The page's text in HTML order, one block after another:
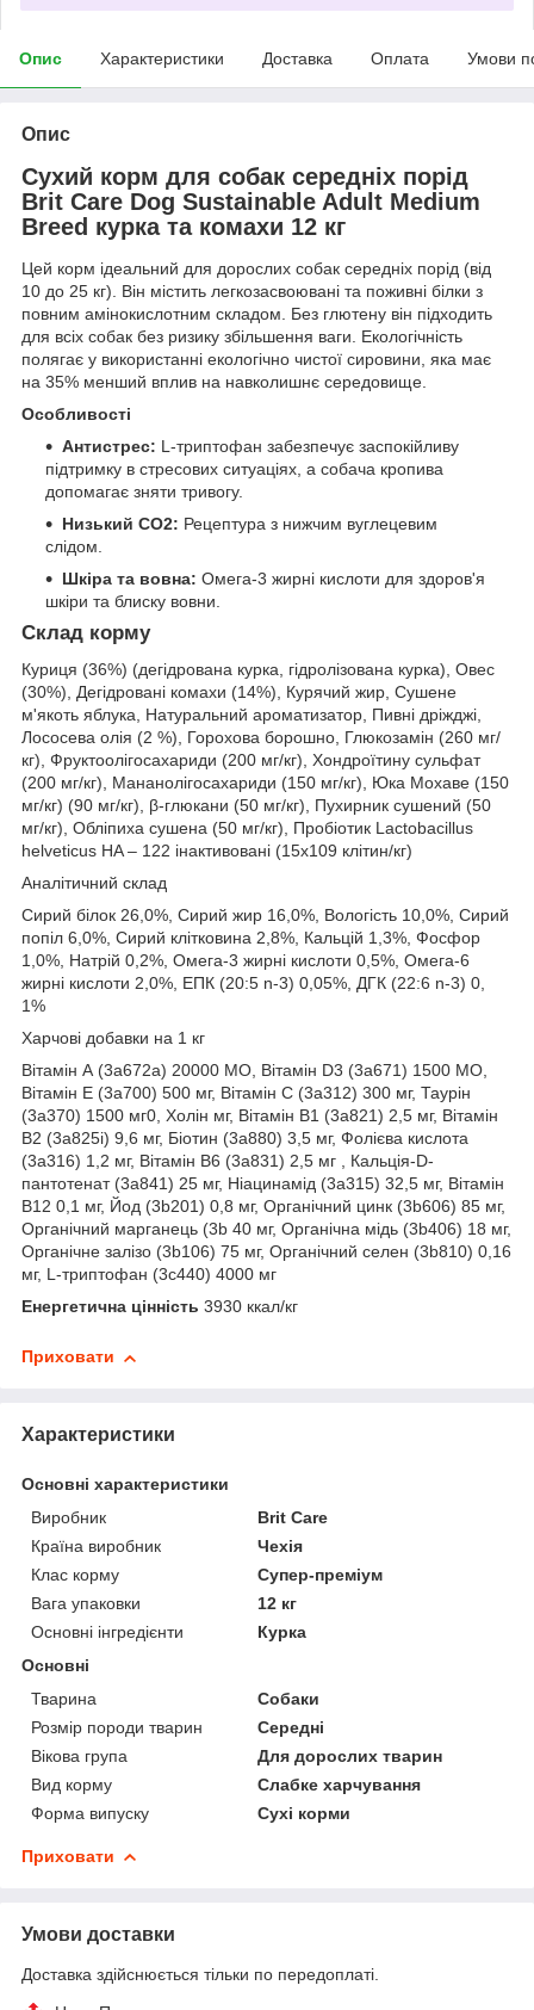
Опис Характеристики Доставка Оплата Умови
Опис
Сухий корм для собак середніх порід
Brit Care Dog Sustainable Adult Medium
Breed курка та комахи 12 кг
Цей корм ідеальний для дорослих собак середніх порід (від
10 до 25 кг). Він містить легкозасвоювані та поживні білки з
повним амінокислотним складом. Без глютену він підходить
для всіх собак без ризику збільшення ваги. Екологічність
полягає у використанні екологічно чистої сировини, яка має
на 35% менший вплив на навколишнє середовище.
Особливості
Антистрес: L-триптофан забезпечує заспокійливу
підтримку в стресових ситуаціях, а собача кропива
допомагає зняти тривогу.
Низький СO2: Рецептура з нижчим вуглецевим
слідом.
Шкіра та вовна: Омега-3 жирні кислоти для здоров'я
шкіри та блиску вовни.
Склад корму
Куриця (36%) (дегідрована курка, гідролізована курка), Овес
(30%), Дегідровані комахи (14%), Курячий жир, Сушене
м'якоть яблука, Натуральний ароматизатор, Пивні дріжджі,
Лососева олія (2 %), Горохова борошно, Глюкозамін (260 мг/
кг), Фруктоолігосахариди (200 мг/кг), Хондроїтину сульфат
(200 мг/кг), Мананолігосахариди (150 мг/кг), Юка Мохаве (150
мг/кг) (90 мг/кг), β-глюкани (50 мг/кг), Пухирник сушений (50
мг/кг), Обліпиха сушена (50 мг/кг), Пробіотик Lactobacillus
helveticus HA – 122 інактивовані (15х109 клітин/кг)
Аналітичний склад
Сирий білок 26,0%, Сирий жир 16,0%, Вологість 10,0%, Сирий
попіл 6,0%, Сирий клітковина 2,8%, Кальцій 1,3%, Фосфор
1,0%, Натрій 0,2%, Омега-3 жирні кислоти 0,5%, Омега-6
жирні кислоти 2,0%, ЕПК (20:5 n-3) 0,05%, ДГК (22:6 n-3) 0,
1%
Харчові добавки на 1 кг
Вітамін А (3a672a) 20000 МО, Вітамін D3 (3a671) 1500 МО,
Вітамін Е (3a700) 500 мг, Вітамін С (3a312) 300 мг, Таурін
(3a370) 1500 мг0, Холін мг, Вітамін B1 (3a821) 2,5 мг, Вітамін
B2 (3a825i) 9,6 мг, Біотин (3a880) 3,5 мг, Фолієва кислота
(3a316) 1,2 мг, Вітамін B6 (3a831) 2,5 мг , Кальція-D-
пантотенат (3a841) 25 мг, Ніацинамід (3a315) 32,5 мг, Вітамін
B12 0,1 мг, Йод (3b201) 0,8 мг, Органічний цинк (3b606) 85 мг,
Органічний марганець (3b 40 мг, Органічна мідь (3b406) 18 мг,
Органічне залізо (3b106) 75 мг, Органічний селен (3b810) 0,16
мг, L-триптофан (3c440) 4000 мг
Енергетична цінність 3930 ккал/кг
Приховати
Характеристики
Основні характеристики
Виробник
Brit Care
Країна виробник
Чехія
Клас корму
Супер-преміум
Вага упаковки
12 кг
Основні інгредієнти
Курка
Основні
Тварина
Собаки
Розмір породи тварин
Середні
Вікова група
Для дорослих тварин
Вид корму
Слабке харчування
Форма випуску
Сухі корми
Приховати
Умови доставки
Доставка здійснюється тільки по передоплаті.